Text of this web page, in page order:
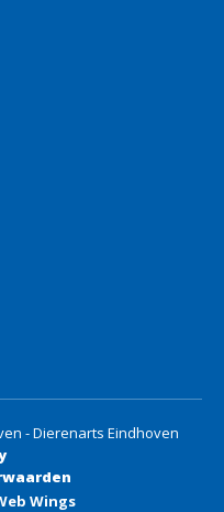
- Dierenarts Eindhoven
Wings